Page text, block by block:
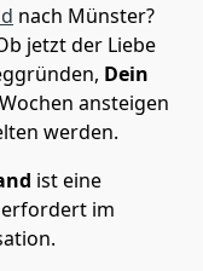
nach Münster?
jetzt der Liebe
Dein
ansteigen
werden.
ist eine
im